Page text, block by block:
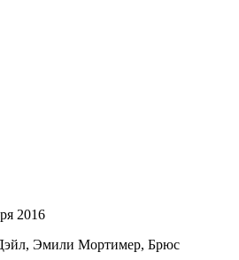
2016
Эмили Мортимер, Брюс